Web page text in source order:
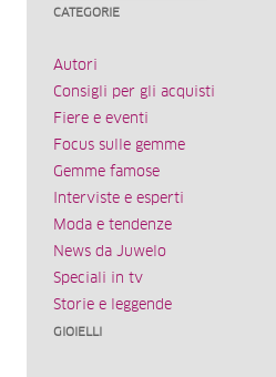
CATEGORIE
Autori
Consigli per gli acquisti
Fiere e eventi
Focus sulle gemme
Gemme famose
Interviste e esperti
Moda e tendenze
News da Juwelo
Speciali in tv
Storie e leggende
GIOIELLI